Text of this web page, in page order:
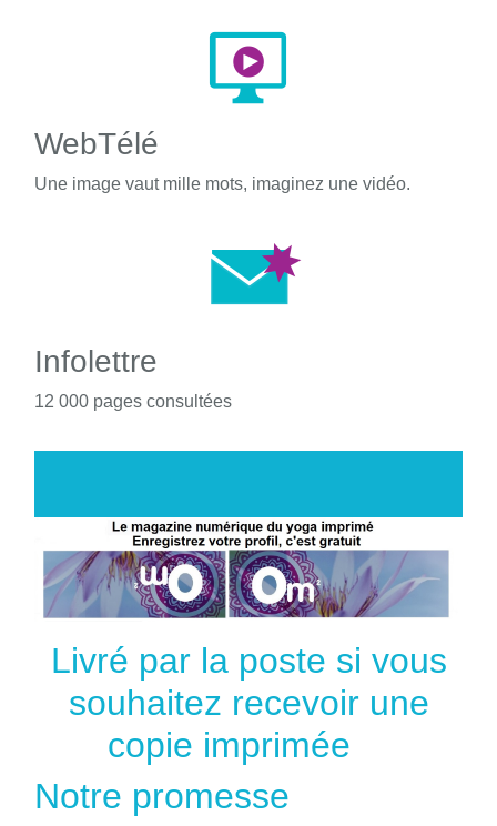
WebTélé
Une image vaut mille mots, imaginez une vidéo.
Infolettre
12 000 pages consultées
Livré par la poste si vous
souhaitez recevoir une
copie imprimée
Notre promesse